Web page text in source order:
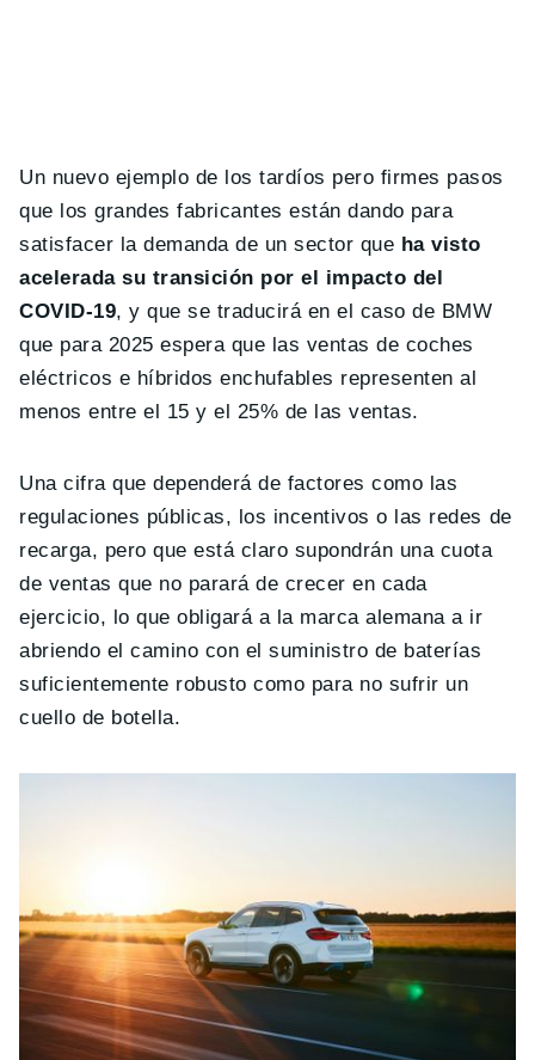
Un nuevo ejemplo de los tardíos pero firmes pasos
que los grandes fabricantes están dando para
satisfacer la demanda de un sector que ha visto
acelerada su transición por el impacto del
COVID-19, y que se traducirá en el caso de BMW
que para 2025 espera que las ventas de coches
eléctricos e híbridos enchufables representen al
menos entre el 15 y el 25% de las ventas.
Una cifra que dependerá de factores como las
regulaciones públicas, los incentivos o las redes de
recarga, pero que está claro supondrán una cuota
de ventas que no parará de crecer en cada
ejercicio, lo que obligará a la marca alemana a ir
abriendo el camino con el suministro de baterías
suficientemente robusto como para no sufrir un
cuello de botella.